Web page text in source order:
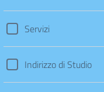
Servizi
Indirizzo di Studio